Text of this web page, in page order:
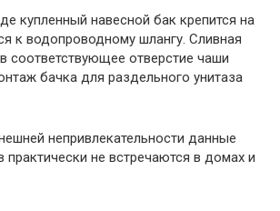
купленный навесной бак крепится на
к водопроводному шлангу. Сливная
соответствующее отверстие чаши
бачка для раздельного унитаза
непривлекательности данные
не встречаются в домах и